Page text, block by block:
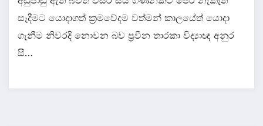
සෑදීමට යොදාගත් ක්‍රමවේදම වත්මන් කාලයේත් යොදා
ගැනීම නිවරදි නොවන බව ප්‍රවීන තාරකා විද්‍යාඥ අනුර
සී…